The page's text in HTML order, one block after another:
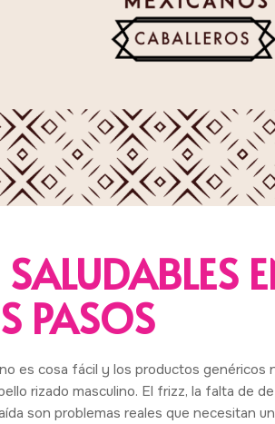
PASOS
es cosa fácil y los productos genéricos
rizado masculino. El frizz, la falta de
son problemas reales que necesitan